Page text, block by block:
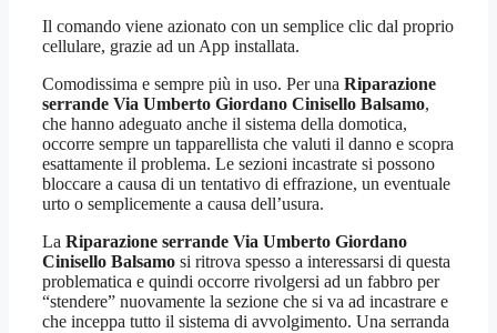
Il comando viene azionato con un semplice clic dal proprio
cellulare, grazie ad un App installata.
Comodissima e sempre più in uso. Per una Riparazione
serrande Via Umberto Giordano Cinisello Balsamo,
che hanno adeguato anche il sistema della domotica,
occorre sempre un tapparellista che valuti il danno e scopra
esattamente il problema. Le sezioni incastrate si possono
bloccare a causa di un tentativo di effrazione, un eventuale
urto o semplicemente a causa dell’usura.
La Riparazione serrande Via Umberto Giordano
Cinisello Balsamo si ritrova spesso a interessarsi di questa
problematica e quindi occorre rivolgersi ad un fabbro per
“stendere” nuovamente la sezione che si va ad incastrare e
che inceppa tutto il sistema di avvolgimento. Una serranda